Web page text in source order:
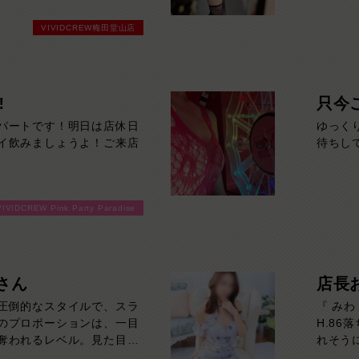
VIVIDCREW梅田堂山店
ートです！明日は店休日
飲みましょうよ！ご来店
Pink Party Paradise
只今
ゆっく
待ちし
ん
倒的なスタイルで、スラ
プロポーションは、一目
われるレベル。見た目の
店長
『 み
H.86落
れそう